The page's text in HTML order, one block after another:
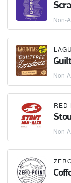
Non-
Non-
RED
Non-